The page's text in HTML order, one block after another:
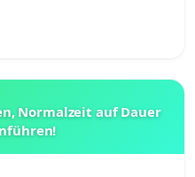
Normalzeit auf Dauer